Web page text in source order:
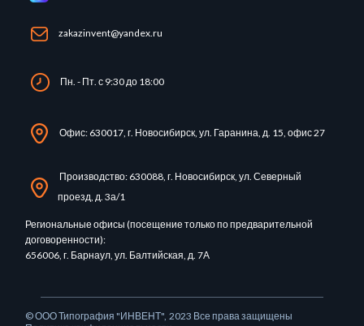
zakazinvent@yandex.ru
Пн. - Пт. с 9:30 до 18:00
Офис: 630017, г. Новосибирск, ул. Гаранина, д. 15, офис 27
Производство: 630088, г. Новосибирск, ул. Северный
проезд, д. 3а/1
Региональные офисы (посещение только по предварительной
договоренности):
656006, г. Барнаул, ул. Балтийская, д. 7А
© ООО Типография "ИНВЕНТ", 2023 Все права защищены